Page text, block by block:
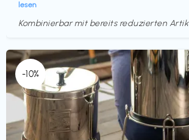
lesen
Kombinierbar mit bereits reduzierten
-10%